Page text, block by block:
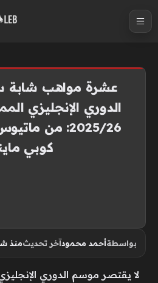
عشرة مواهب شابة
الدوري الإنجليزي
2025/26: من
كوبي
بواسطةأحمد محمودآخر تحديثمنذ